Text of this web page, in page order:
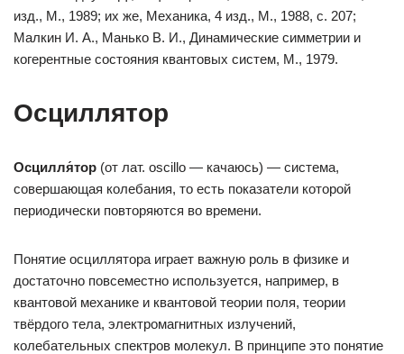
изд., М., 1989; их же, Механика, 4 изд., М., 1988, с. 207;
Малкин И. А., Манько В. И., Динамические симметрии и
когерентные состояния квантовых систем, М., 1979.
Осциллятор
Осцилля́тор (от лат. oscillo — качаюсь) — система,
совершающая колебания, то есть показатели которой
периодически повторяются во времени.
Понятие осциллятора играет важную роль в физике и
достаточно повсеместно используется, например, в
квантовой механике и квантовой теории поля, теории
твёрдого тела, электромагнитных излучений,
колебательных спектров молекул. В принципе это понятие